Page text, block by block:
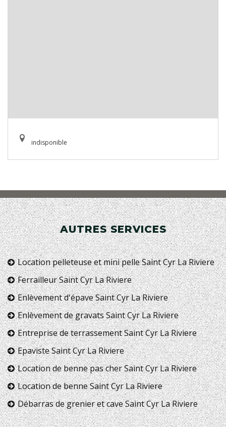
indisponible
AUTRES SERVICES
Location pelleteuse et mini pelle Saint Cyr La Riviere
Ferrailleur Saint Cyr La Riviere
Enlèvement d'épave Saint Cyr La Riviere
Enlèvement de gravats Saint Cyr La Riviere
Entreprise de terrassement Saint Cyr La Riviere
Epaviste Saint Cyr La Riviere
Location de benne pas cher Saint Cyr La Riviere
Location de benne Saint Cyr La Riviere
Débarras de grenier et cave Saint Cyr La Riviere